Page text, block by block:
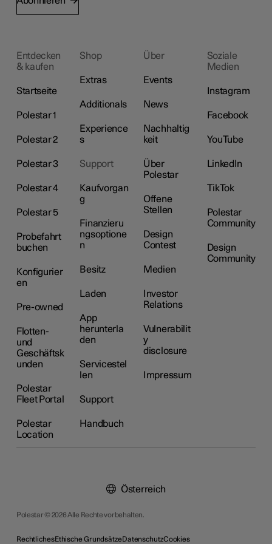
Entdecken
& kaufen
Startseite
Polestar 1
Polestar 2
Polestar 3
Polestar 4
Polestar 5
Probefahrt
buchen
Konfigurier
en
Pre-owned
Flotten-
und
Geschäftsk
unden
Polestar
Fleet Portal
Polestar
Location
Shop
Extras
Additionals
Experience
s
Support
Kaufvorgan
g
Finanzieru
ngsoptione
n
Besitz
Laden
App
herunterla
den
Servicestel
len
Support
Handbuch
Über
Events
News
Nachhaltig
keit
Über
Polestar
Offene
Stellen
Design
Contest
Medien
Investor
Relations
Vulnerabilit
y
disclosure
Impressum
Soziale
Medien
Instagram
Facebook
YouTube
LinkedIn
TikTok
Polestar
Community
Design
Community
Polestar © 2026 Alle Rechte vorbehalten.
RechtlichesEthische GrundsätzeDatenschutzCookies
Österreich